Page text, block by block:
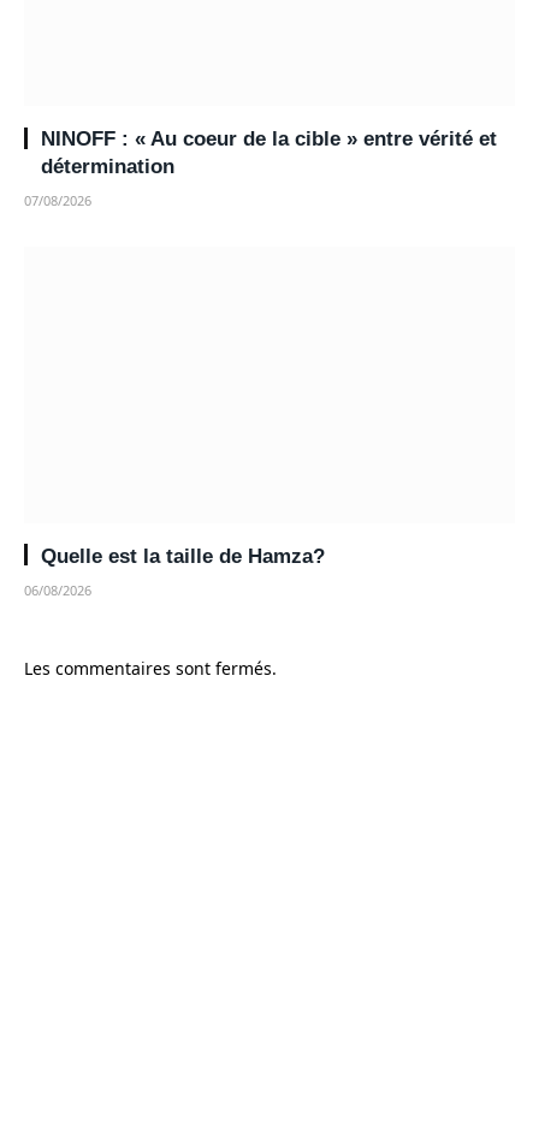
NINOFF : « Au coeur de la cible » entre vérité et
détermination
07/08/2026
Quelle est la taille de Hamza?
06/08/2026
Les commentaires sont fermés.